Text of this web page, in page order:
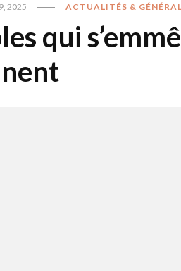
2025 ACTUALITÉS &
qui